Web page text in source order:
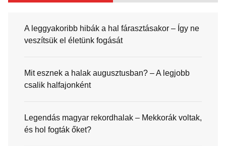
A leggyakoribb hibák a hal fárasztásakor – Így ne
veszítsük el életünk fogását
Mit esznek a halak augusztusban? – A legjobb
csalik halfajonként
Legendás magyar rekordhalak – Mekkorák voltak,
és hol fogták őket?